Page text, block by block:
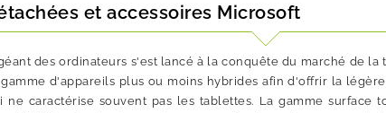
et accessoires Microsoft
des ordinateurs s'est lancé à la conquête du marché de la
gamme d'appareils plus ou moins hybrides afin d'offrir la
ne caractérise souvent pas les tablettes. La gamme surface